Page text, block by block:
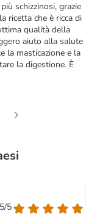
schizzinosi, grazie
ricetta che è ricca di
qualità della
aiuto alla salute
la masticazione e la
la digestione. È
5